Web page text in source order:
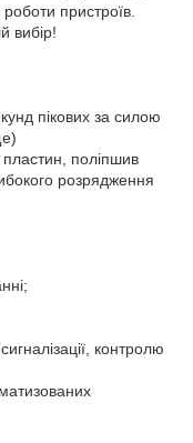
пристроїв.
вибір!
пікових за силою
поліпшив
розрядження
контролю